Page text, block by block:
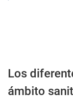
Los
ámbito